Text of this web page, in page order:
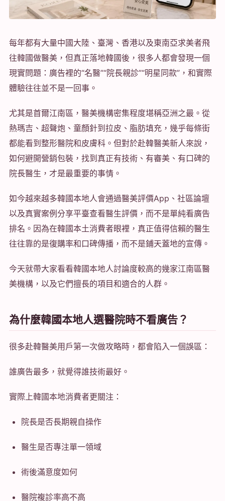
每年都有大量中國大陸、臺灣、香港以及東南亞求美者飛
往韓國做醫美，但真正落地韓國後，很多人都會發現一個
現實問題：廣告裡的“名醫”“院長親診”“明星同款”，和實際
體驗往往並不是一回事。
尤其是首爾江南區，醫美機構密集程度堪稱亞洲之最。從
熱瑪吉、超聲炮、童顏針到拉皮、脂肪填充，幾乎每條街
都能看到整形醫院和皮膚科。但對於赴韓醫美新人來說，
如何避開營銷包裝，找到真正有技術、有審美、有口碑的
院長醫生，才是最重要的事情。
如今越來越多韓國本地人會通過醫美評價App、社區論壇
以及真實案例分享平臺查看醫生評價，而不是單純看廣告
排名。因為在韓國本土消費者眼裡，真正值得信賴的醫生
往往靠的是復購率和口碑傳播，而不是鋪天蓋地的宣傳。
今天就帶大家看看韓國本地人討論度較高的幾家江南區醫
美機構，以及它們擅長的項目和適合的人群。
為什麼韓國本地人選醫院時不看廣告？
很多赴韓醫美用戶第一次做攻略時，都會陷入一個誤區：
誰廣告最多，就覺得誰技術最好。
實際上韓國本地消費者更關注：
院長是否長期親自操作
醫生是否專注單一領域
術後滿意度如何
醫院複診率高不高